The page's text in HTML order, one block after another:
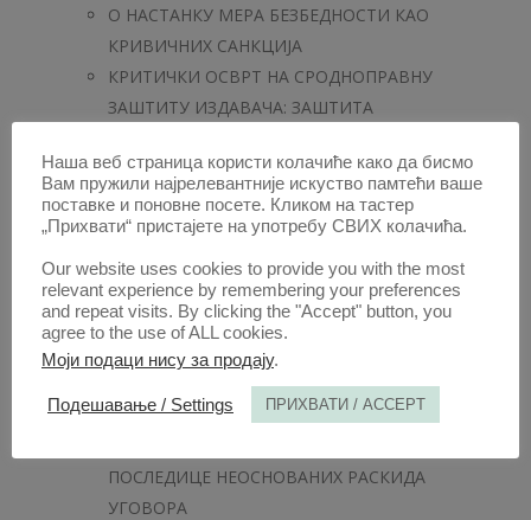
О НАСТАНКУ МЕРА БЕЗБЕДНОСТИ КАО
КРИВИЧНИХ САНКЦИЈА
КРИТИЧКИ ОСВРТ НА СРОДНОПРАВНУ
ЗАШТИТУ ИЗДАВАЧА: ЗАШТИТА
ПОДУХВАТА
ПРОВИЗИЈА ТРГОВИНСКОГ
ЗАСТУПНИКА
УНАПРЕД ПРИПРЕМЉЕНИ ПЛАНОВИ
РЕОРГАНИЗАЦИЈЕ И ПРОБЛЕМ
НЕГАТИВНЕ СЕЛЕКЦИЈЕ
ПРАВНА ПРИРОДА АФАТОМИЈЕ
О ДОБРОВОЉНОСТИ ОДУСТАНКА ОД
ИЗВРШЕЊА КРИВИЧНОГ ДЕЛА
ПОСЛЕДИЦЕ НЕОСНОВАНИХ РАСКИДА
УГОВОРА
Наша веб страница користи колачиће како да бисмо
Вам пружили најрелевантније искуство памтећи ваше
поставке и поновне посете. Кликом на тастер
„Прихвати“ пристајете на употребу СВИХ колачића.
Our website uses cookies to provide you with the most
relevant experience by remembering your preferences
and repeat visits. By clicking the "Accept" button, you
agree to the use of ALL cookies.
Моји подаци нису за продају.
Подешавање / Settings ПРИХВАТИ / ACCEPT